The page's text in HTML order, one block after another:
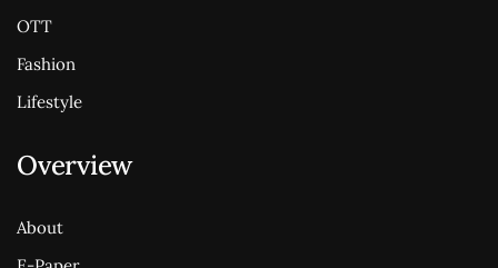
OTT
Fashion
Lifestyle
Overview
About